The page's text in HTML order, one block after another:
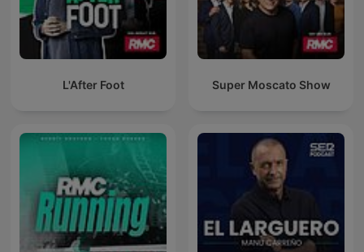
L'After Foot Super Moscato Show